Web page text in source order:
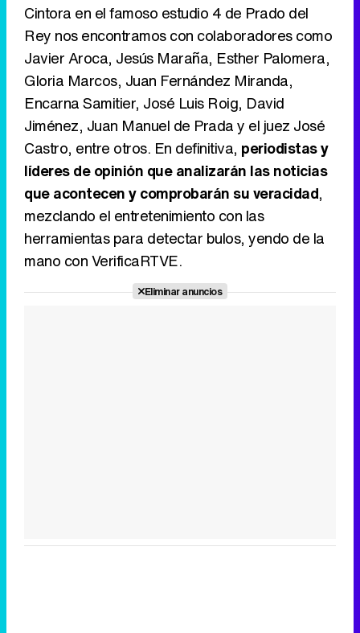
Cintora en el famoso estudio 4 de Prado del
Rey nos encontramos con colaboradores como
Javier Aroca, Jesús Maraña, Esther Palomera,
Gloria Marcos, Juan Fernández Miranda,
Encarna Samitier, José Luis Roig, David
Jiménez, Juan Manuel de Prada y el juez José
Castro, entre otros. En definitiva, periodistas y
líderes de opinión que analizarán las noticias
que acontecen y comprobarán su veracidad,
mezclando el entretenimiento con las
herramientas para detectar bulos, yendo de la
mano con VerificaRTVE.
Eliminar anuncios